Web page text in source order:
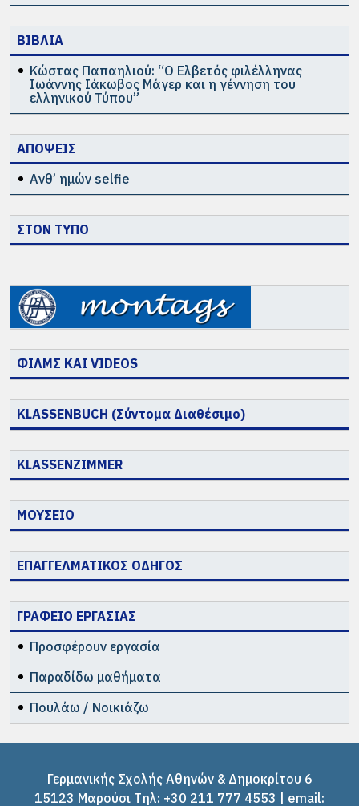
ΒΙΒΛΙΑ
Κώστας Παπαηλιού: “Ο Ελβετός φιλέλληνας
Ιωάννης Ιάκωβος Μάγερ και η γέννηση του
ελληνικού Τύπου”
ΑΠΟΨΕΙΣ
Ανθ’ ημών selfie
ΣΤΟΝ ΤΥΠΟ
ΦΙΛΜΣ ΚΑΙ VIDEOS
KLASSENBUCH (Σύντομα Διαθέσιμο)
KLASSENZIMMER
ΜΟΥΣΕΙΟ
ΕΠΑΓΓΕΛΜΑΤΙΚΟΣ ΟΔΗΓΟΣ
ΓΡΑΦΕΙΟ ΕΡΓΑΣΙΑΣ
Προσφέρουν εργασία
Παραδίδω μαθήματα
Πουλάω / Νοικιάζω
Γερμανικής Σχολής Αθηνών & Δημοκρίτου 6
15123 Μαρούσι Tηλ: +30 211 777 4553 | email: